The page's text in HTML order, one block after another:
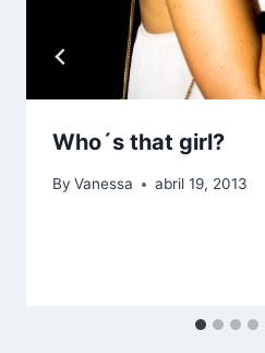
Who´s that girl?
By Vanessa abril 19, 2013